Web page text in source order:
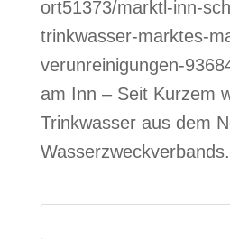
ort51373/marktl-inn-
trinkwasser-marktes-
verunreinigungen-
am Inn – Seit Kurzem
Trinkwasser aus dem